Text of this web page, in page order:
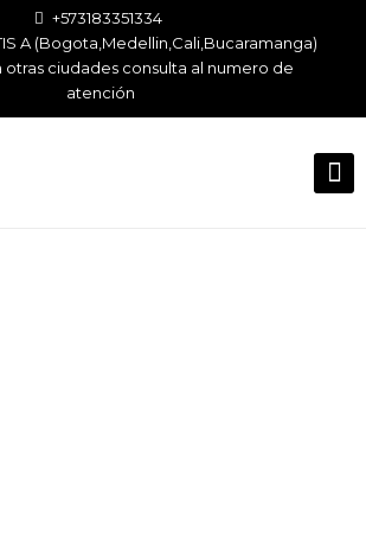
+573183351334
A (Bogota,Medellin,Cali,Bucaramanga)
otras ciudades consulta al numero de
atención